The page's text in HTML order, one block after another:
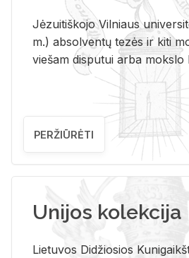
Jėzuitiškojo Vilniaus
m.) absolventų tezės ir kiti
viešam disputui arba mokslo
PERŽIŪRĖTI
Unijos kolekcija
Lietuvos Didžiosios